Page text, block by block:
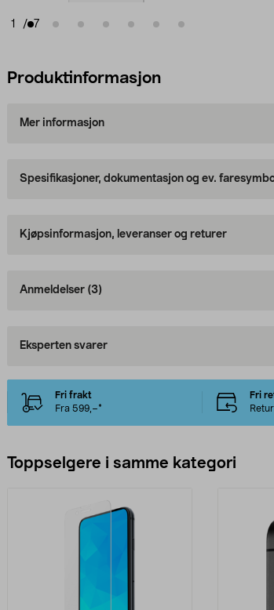
1 / 7
Produktinformasjon
Mer informasjon
Spesifikasjoner, dokumentasjon og ev.
Kjøpsinformasjon, leveranser og returer
Anmeldelser (3)
Eksperten svarer
Fri frakt
Fra 599,–*
Fri
Toppselgere i samme kategori